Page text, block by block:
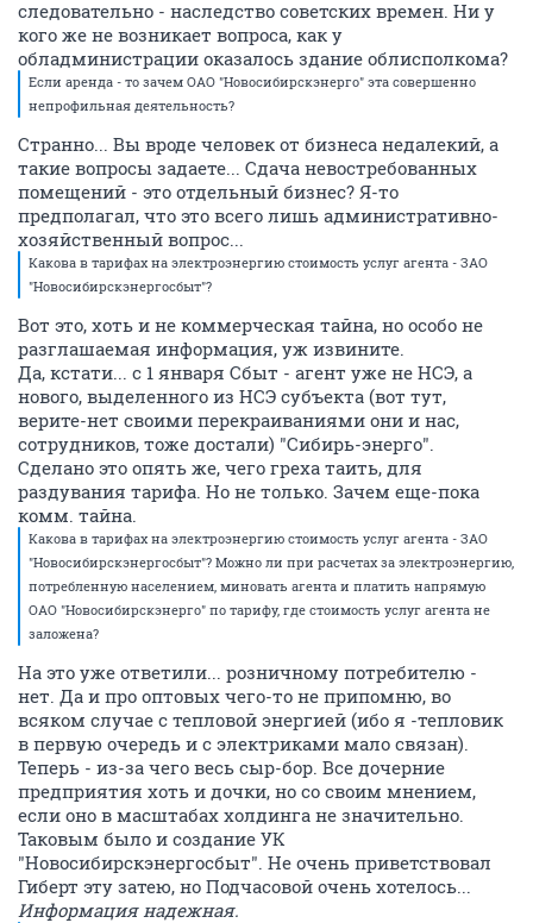
следовательно - наследство советских времен. Ни у
кого же не возникает вопроса, как у
обладминистрации оказалось здание облисполкома?
Если аренда - то зачем ОАО "Новосибирскэнерго" эта совершенно
непрофильная деятельность?
Странно... Вы вроде человек от бизнеса недалекий, а
такие вопросы задаете... Сдача невостребованных
помещений - это отдельный бизнес? Я-то
предполагал, что это всего лишь административно-
хозяйственный вопрос...
Какова в тарифах на электроэнергию стоимость услуг агента - ЗАО
"Новосибирскэнергосбыт"?
Вот это, хоть и не коммерческая тайна, но особо не
разглашаемая информация, уж извините.
Да, кстати... с 1 января Сбыт - агент уже не НСЭ, а
нового, выделенного из НСЭ субъекта (вот тут,
верите-нет своими перекраиваниями они и нас,
сотрудников, тоже достали) "Сибирь-энерго".
Сделано это опять же, чего греха таить, для
раздувания тарифа. Но не только. Зачем еще-пока
комм. тайна.
Какова в тарифах на электроэнергию стоимость услуг агента - ЗАО
"Новосибирскэнергосбыт"? Можно ли при расчетах за электроэнергию,
потребленную населением, миновать агента и платить напрямую
ОАО "Новосибирскэнерго" по тарифу, где стоимость услуг агента не
заложена?
На это уже ответили... розничному потребителю -
нет. Да и про оптовых чего-то не припомню, во
всяком случае с тепловой энергией (ибо я -тепловик
в первую очередь и с электриками мало связан).
Теперь - из-за чего весь сыр-бор. Все дочерние
предприятия хоть и дочки, но со своим мнением,
если оно в масштабах холдинга не значительно.
Таковым было и создание УК
"Новосибирскэнергосбыт". Не очень приветствовал
Гиберт эту затею, но Подчасовой очень хотелось...
Информация надежная.